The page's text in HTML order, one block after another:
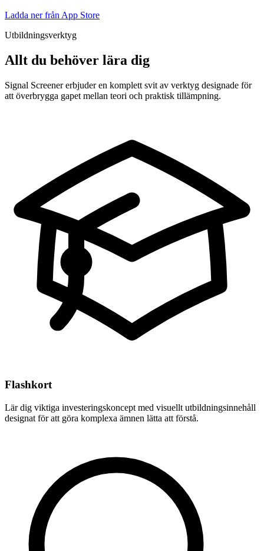
Ladda ner från App Store
Utbildningsverktyg
Allt du behöver lära dig
Signal Screener erbjuder en komplett svit av verktyg designade för
att överbrygga gapet mellan teori och praktisk tillämpning.
Flashkort
Lär dig viktiga investeringskoncept med visuellt utbildningsinnehåll
designat för att göra komplexa ämnen lätta att förstå.